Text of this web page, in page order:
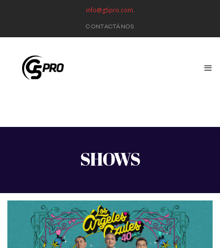
info@g5pro.com.
CONTACTÁNOS
SHOWS